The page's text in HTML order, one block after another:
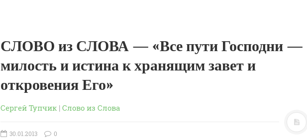
СЛОВО из СЛОВА — «Все пути Господни —
милость и истина к хранящим завет и
откровения Его»
Сергей Тупчик | Слово из Слова
30.01.2013 0